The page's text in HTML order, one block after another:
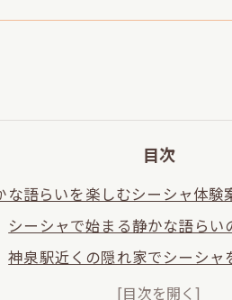
目次
な語らいを楽しむシーシャ体験
シーシャで始まる静かな語らい
神泉駅近くの隠れ家でシーシャ
渋谷駅周辺でシーシャとリラッ